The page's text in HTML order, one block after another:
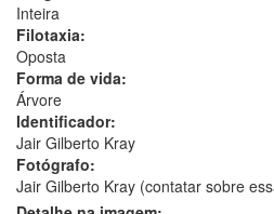
Inteira
Filotaxia:
Oposta
Forma de vida:
Árvore
Identificador:
Jair Gilberto Kray
Fotógrafo:
Jair Gilberto Kray (contatar sobre